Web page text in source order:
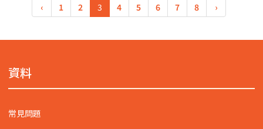
‹ 1 2 3 4 5 6 7 8 ›
資料
常見問題